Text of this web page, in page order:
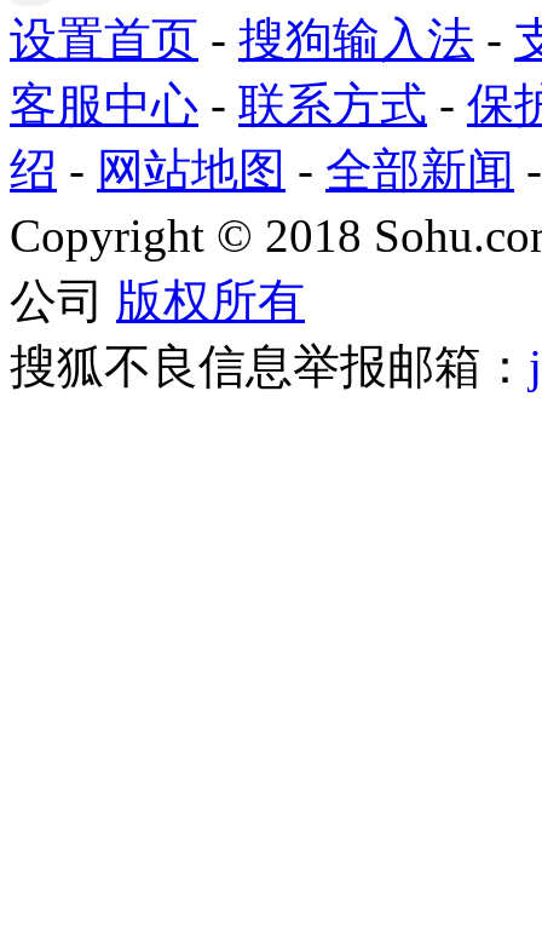
设置首页 - 搜狗输入法 -
客服中心 - 联系方式 - 保
绍 - 网站地图 - 全部新闻
Copyright © 2018
公司 版权所有
搜狐不良信息举报邮箱：